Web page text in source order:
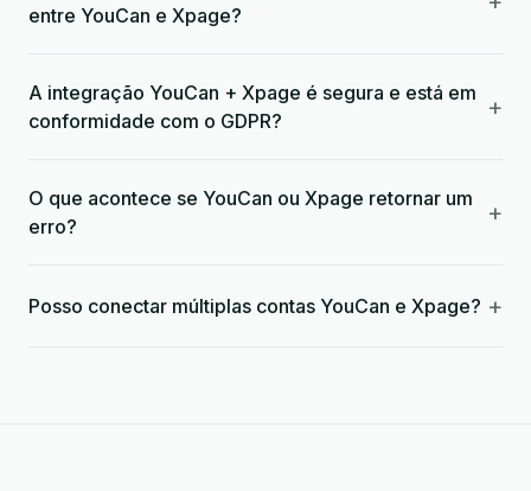
entre YouCan e Xpage?
A integração YouCan + Xpage é segura e está em
conformidade com o GDPR?
+
O que acontece se YouCan ou Xpage retornar um
erro?
+
Posso conectar múltiplas contas YouCan e Xpage? +